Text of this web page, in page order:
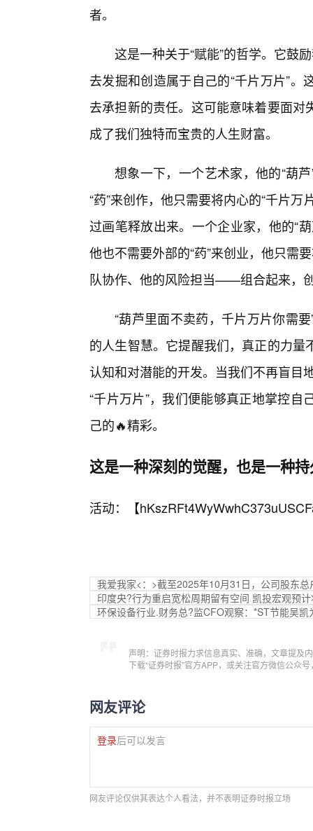
者。
这是一种关于“赋能”的哲学。它鼓
去发掘和创造属于自己的“千片万片”
去承担新的责任。这可能意味着要面
成了我们独特而宝贵的人生财富。
想象一下，一个艺术家，他的“葫
“药”来创作，他只需要将内心的“千片
过画笔释放出来。一个企业家，他的“
他也不需要外部的“药”来创业，他只
队协作、他的风险担当——组合起来，
“葫芦里面不卖药，千片万片你需
的人生智慧。它提醒我们，真正的力
认知和对潜能的开发。当我们不再盲目
“千片万片”，我们便能够真正地掌控
己的🔥精彩。
这是一种深刻的觉醒，也是一种
活动：【
我爱我家<：>截至2025年10月31日，公司股东
印度央?行为重启宽松周期留有空间 凯投宏观预
环保设备行业.财务总?监CFO观察：*ST节能吴
声明：证券时报力求信息真实、准确，文章提及
下载“证券时报”官方APP，或关注官方微信公众
网友评论
登录后可以发言
网友评论仅供其表达个人看法，并不表明证券时报立场